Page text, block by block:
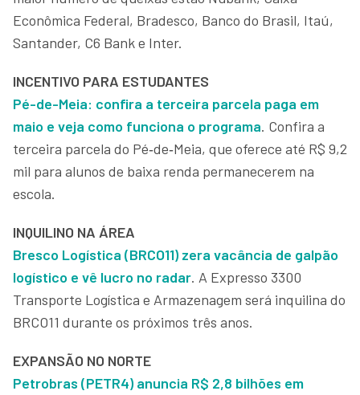
Econômica Federal, Bradesco, Banco do Brasil, Itaú,
Santander, C6 Bank e Inter.
INCENTIVO PARA ESTUDANTES
Pé-de-Meia: confira a terceira parcela paga em
maio e veja como funciona o programa. Confira a
terceira parcela do Pé‑de‑Meia, que oferece até R$ 9,2
mil para alunos de baixa renda permanecerem na
escola.
INQUILINO NA ÁREA
Bresco Logística (BRCO11) zera vacância de galpão
logístico e vê lucro no radar. A Expresso 3300
Transporte Logística e Armazenagem será inquilina do
BRCO11 durante os próximos três anos.
EXPANSÃO NO NORTE
Petrobras (PETR4) anuncia R$ 2,8 bilhões em